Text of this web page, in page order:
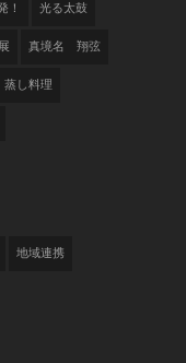
！ 光る太鼓
真境名 翔弦
蒸し料理
地域連携